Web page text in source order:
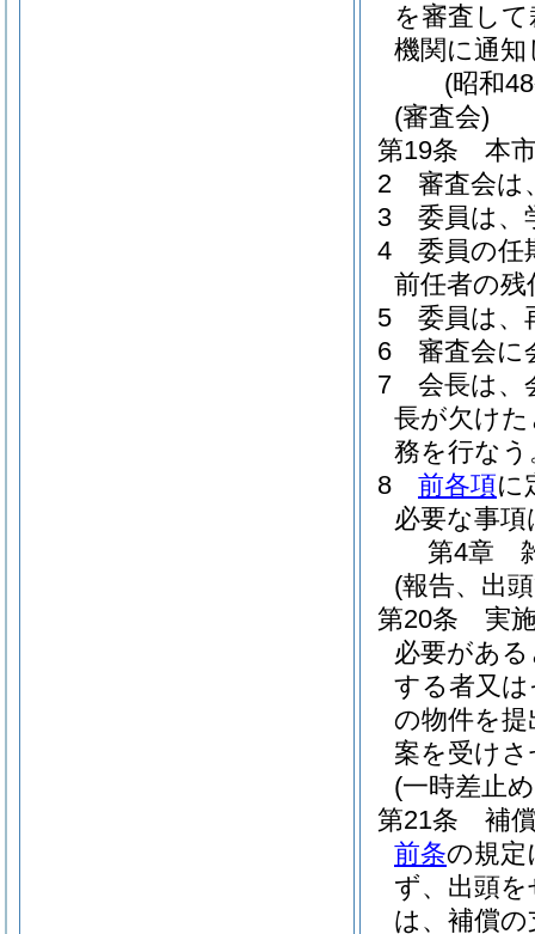
を審査し
機関に通
(昭和
(審査会)
第19条
本
2
審査会は
3
委員は、
4
委員の任
前任者の
5
委員は、
6
審査会に
7
会長は、
長が欠け
務を行なう
8
前各項に
必要な事
第4章
(報告、出
第20条
実
必要があ
する者又
の物件を
案を受け
(一時差止
第21条
補
前条の規定
ず、出頭
は、補償